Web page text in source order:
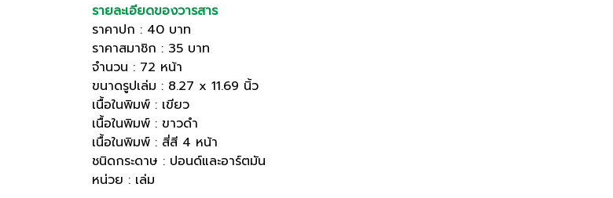
รายละเอียดของวารสาร
ราคาปก : 40 บาท
ราคาสมาชิก : 35 บาท
จำนวน : 72 หน้า
ขนาดรูปเล่ม : 8.27 x 11.69 นิ้ว
เนื้อในพิมพ์ : เขียว
เนื้อในพิมพ์ : ขาวดำ
เนื้อในพิมพ์ : สี่สี 4 หน้า
ชนิดกระดาษ : ปอนด์และอาร์ตมัน
หน่วย : เล่ม